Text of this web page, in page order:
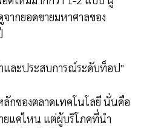
ากยอดขายมหาศาลของ
และประสบการณ์ระดับท็อป"
กของตลาดเทคโนโลยี นั่นคือ
แค่ไหน แต่ผู้บริโภคที่นำ